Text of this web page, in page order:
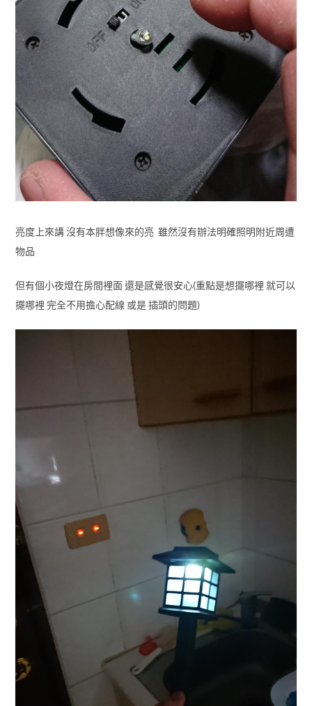
亮度上來講 沒有本胖想像來的亮 雖然沒有辦法明確照明附近周遭
物品
但有個小夜燈在房間裡面 還是感覺很安心(重點是想擺哪裡 就可以
擺哪裡 完全不用擔心配線 或是 插頭的問題)